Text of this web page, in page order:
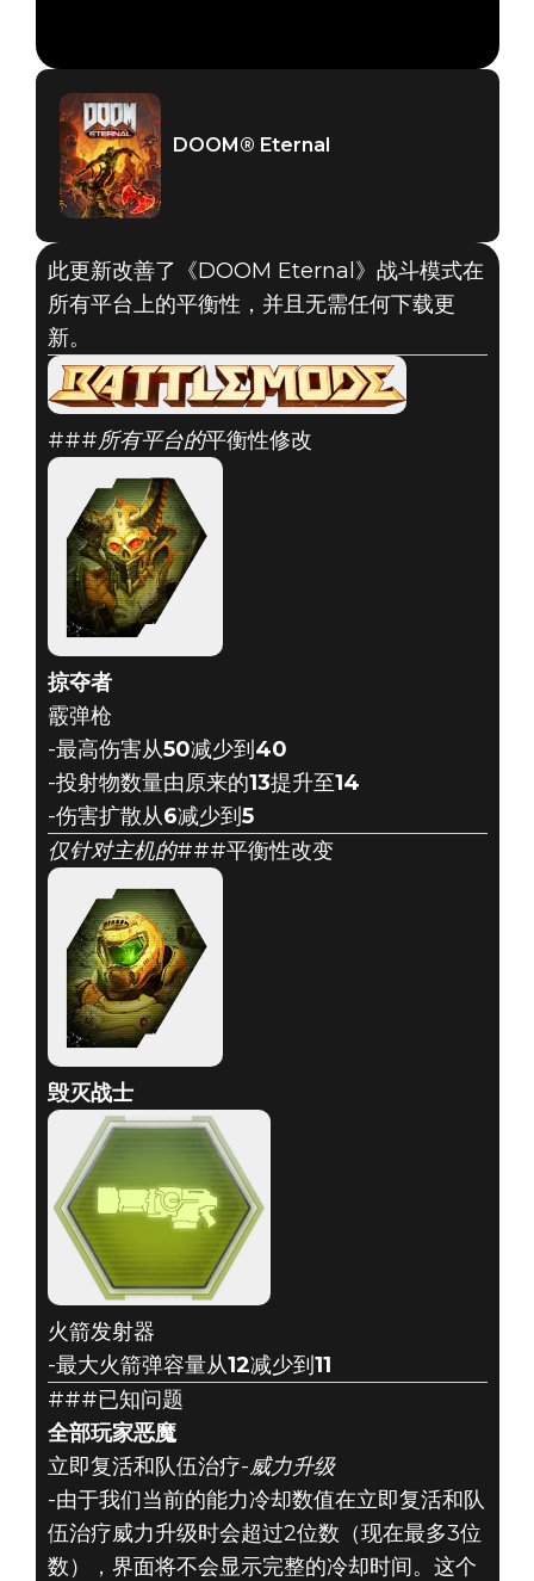
DOOM® Eternal
2020年9月24日
9月24日战斗模
式更新
DOOM® Eternal
此更新改善了《DOOM Eternal》战斗模式在
所有平台上的平衡性，并且无需任何下载更
新。
###所有平台的平衡性修改
掠夺者
霰弹枪
-最高伤害从50减少到 40
-投射物数量由原来的13提升至14
-伤害扩散从6减少到 5
仅针对主机的###平衡性改变
毁灭战士
火箭发射器
-最大火箭弹容量从12减少到11
###已知问题
全部玩家恶魔
立即复活和队伍治疗-威力升级
-由于我们当前的能力冷却数值在立即复活和队
伍治疗威力升级时会超过2位数（现在最多3位
数），界面将不会显示完整的冷却时间。这个